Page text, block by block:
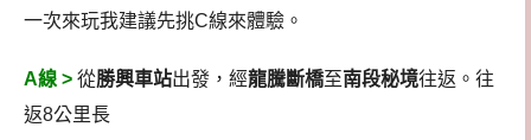
一次來玩我建議先挑C線來體驗。
A線 > 從勝興車站出發，經龍騰斷橋至南段秘境往返。往
返8公里長